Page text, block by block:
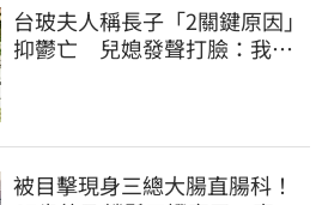
台玻夫人稱長子「2關鍵原因」
抑鬱亡 兒媳發聲打臉：我從
被目擊現身三總大腸直腸科！